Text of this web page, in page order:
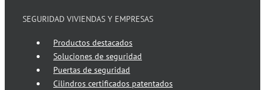
SEGURIDAD VIVIENDAS Y EMPRESAS
Productos destacados
Soluciones de seguridad
Puertas de seguridad
Cilindros certificados patentados